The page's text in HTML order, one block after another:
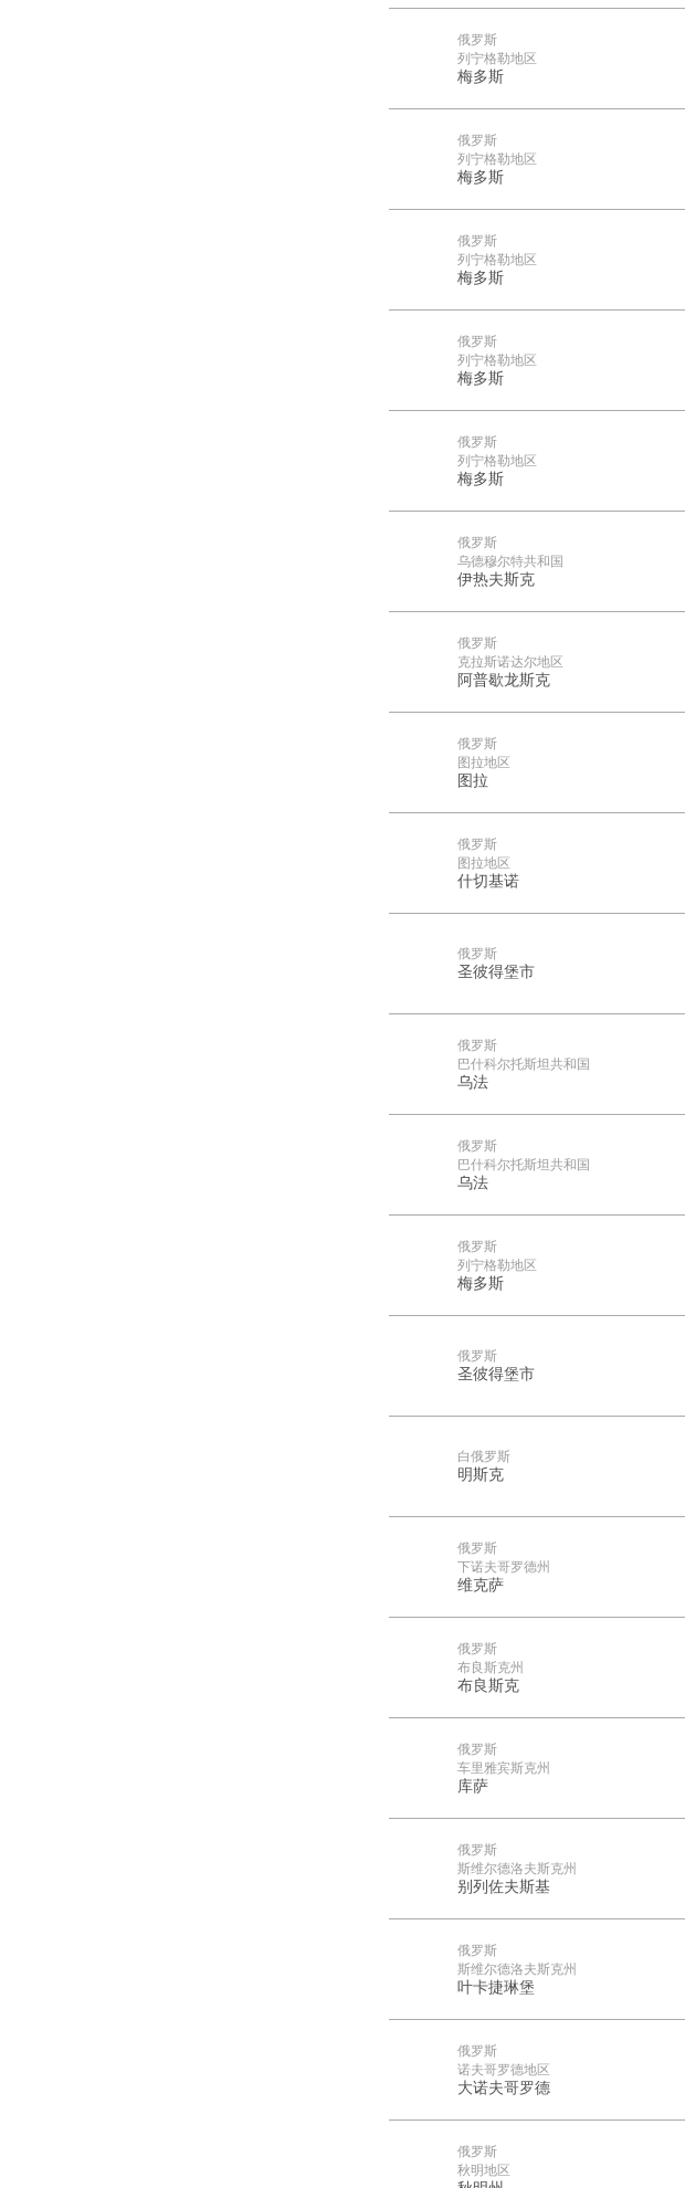
俄罗斯
列宁格勒地区
梅多斯
俄罗斯
列宁格勒地区
梅多斯
俄罗斯
列宁格勒地区
梅多斯
俄罗斯
列宁格勒地区
梅多斯
俄罗斯
列宁格勒地区
梅多斯
俄罗斯
乌德穆尔特共和国
伊热夫斯克
俄罗斯
克拉斯诺达尔地区
阿普歇龙斯克
俄罗斯
图拉地区
图拉
俄罗斯
图拉地区
什切基诺
俄罗斯
圣彼得堡市
俄罗斯
巴什科尔托斯坦共和国
乌法
俄罗斯
巴什科尔托斯坦共和国
乌法
俄罗斯
列宁格勒地区
梅多斯
俄罗斯
圣彼得堡市
白俄罗斯
明斯克
俄罗斯
下诺夫哥罗德州
维克萨
俄罗斯
布良斯克州
布良斯克
俄罗斯
车里雅宾斯克州
库萨
俄罗斯
斯维尔德洛夫斯克州
别列佐夫斯基
俄罗斯
斯维尔德洛夫斯克州
叶卡捷琳堡
俄罗斯
诺夫哥罗德地区
大诺夫哥罗德
俄罗斯
秋明地区